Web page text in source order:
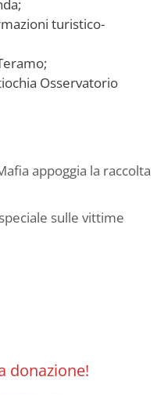
turistico-
Osservatorio
appoggia la raccolta
sulle vittime
donazione!